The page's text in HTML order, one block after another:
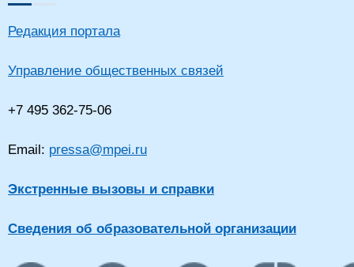
Редакция портала
Управление общественных связей
+7 495 362-75-06
Email: pressa@mpei.ru
Экстренные вызовы и справки
Сведения об образовательной организации